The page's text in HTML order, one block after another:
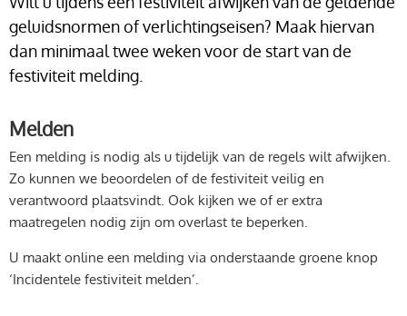
geluidsnormen of verlichtingseisen? Maak hiervan
dan minimaal twee weken voor de start van de
festiviteit melding.
Melden
Een melding is nodig als u tijdelijk van de regels wilt afwijken.
Zo kunnen we beoordelen of de festiviteit veilig en
verantwoord plaatsvindt. Ook kijken we of er extra
maatregelen nodig zijn om overlast te beperken.
U maakt online een melding via onderstaande groene knop
‘Incidentele festiviteit melden’.